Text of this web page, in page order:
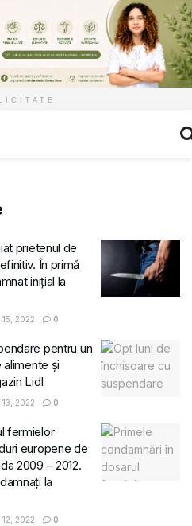
prietenul de
În primă
inițial la
15, 2022 0
pentru un
și
Lidl
13, 2022 0
fermielor
europene de
2009 – 2012.
la
12, 2022 0